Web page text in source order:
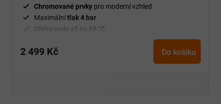
Chromované prvky pro moderní vzhled
Maximálnítlak 4 bar
Ohřev vody až na 60 °C
2 499 Kč Do košíku